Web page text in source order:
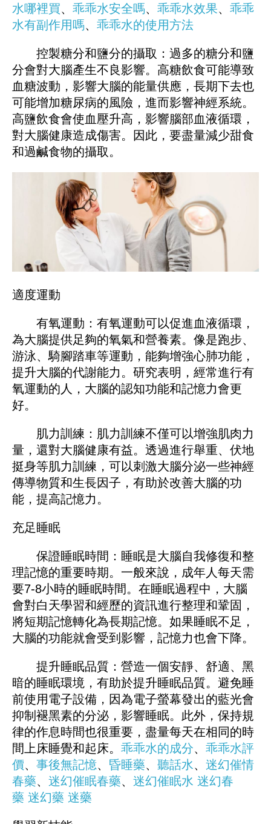
水哪裡買、 乖乖水安全嗎、 乖乖水效果、 乖乖
水有副作用嗎、 乖乖水的使用方法
控製糖分和鹽分的攝取：過多的糖分和鹽
分會對大腦產生不良影響。高糖飲食可能導致
血糖波動，影響大腦的能量供應，長期下去也
可能增加糖尿病的風險，進而影響神經系統。
高鹽飲食會使血壓升高，影響腦部血液循環，
對大腦健康造成傷害。因此，要盡量減少甜食
和過鹹食物的攝取。
適度運動
有氧運動：有氧運動可以促進血液循環，
為大腦提供足夠的氧氣和營養素。像是跑步、
游泳、騎腳踏車等運動，能夠增強心肺功能，
提升大腦的代謝能力。研究表明，經常進行有
氧運動的人，大腦的認知功能和記憶力會更
好。
肌力訓練：肌力訓練不僅可以增強肌肉力
量，還對大腦健康有益。透過進行舉重、伏地
挺身等肌力訓練，可以刺激大腦分泌一些神經
傳導物質和生長因子，有助於改善大腦的功
能，提高記憶力。
充足睡眠
保證睡眠時間：睡眠是大腦自我修復和整
理記憶的重要時期。一般來說，成年人每天需
要7-8小時的睡眠時間。在睡眠過程中，大腦
會對白天學習和經歷的資訊進行整理和鞏固，
將短期記憶轉化為長期記憶。如果睡眠不足，
大腦的功能就會受到影響，記憶力也會下降。
提升睡眠品質：營造一個安靜、舒適、黑
暗的睡眠環境，有助於提升睡眠品質。避免睡
前使用電子設備，因為電子螢幕發出的藍光會
抑制褪黑素的分泌，影響睡眠。此外，保持規
律的作息時間也很重要，盡量每天在相同的時
間上床睡覺和起床。 乖乖水的成分、 乖乖水評
價、 事後無記憶、 昏睡藥、 聽話水、 迷幻催情
春藥、 迷幻催眠春藥、 迷幻催眠水 迷幻春
藥 迷幻藥 迷藥